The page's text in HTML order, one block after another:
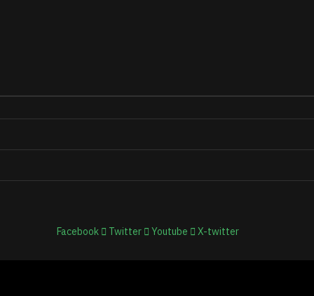
Facebook Twitter Youtube X-twitter